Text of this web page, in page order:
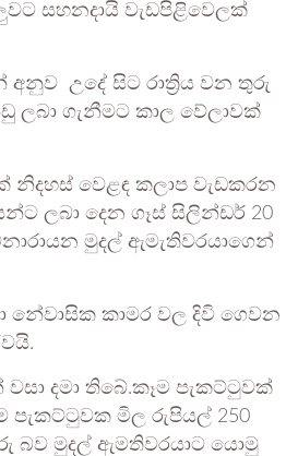
සහනදායි වැඩපිළිවෙලක්
උදේ සිට රාත්‍රිය වන තුරු
ලබා ගැනීමට කාල වේලාවක්
නිදහස් වෙළඳ කලාප වැඩකරන
ලබා දෙන ගෑස් සිලින්ඩර් 20
මුදල් ඇමැතිවරයාගෙන්
නේවාසික කාමර වල දිවි ගෙවන
දමා තිබේ.කෑම පැකට්ටුවක්
පැකට්ටුවක මිල රුපියල් 250
බව මුදල් ඇමතිවරයාට යොමු